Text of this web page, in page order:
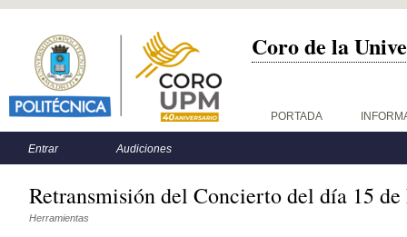
Coro de la
Menú principal PORTADA
Menú secundario
Entrar Audiciones
Retransmisión del Concierto del día 15 de
Herramientas